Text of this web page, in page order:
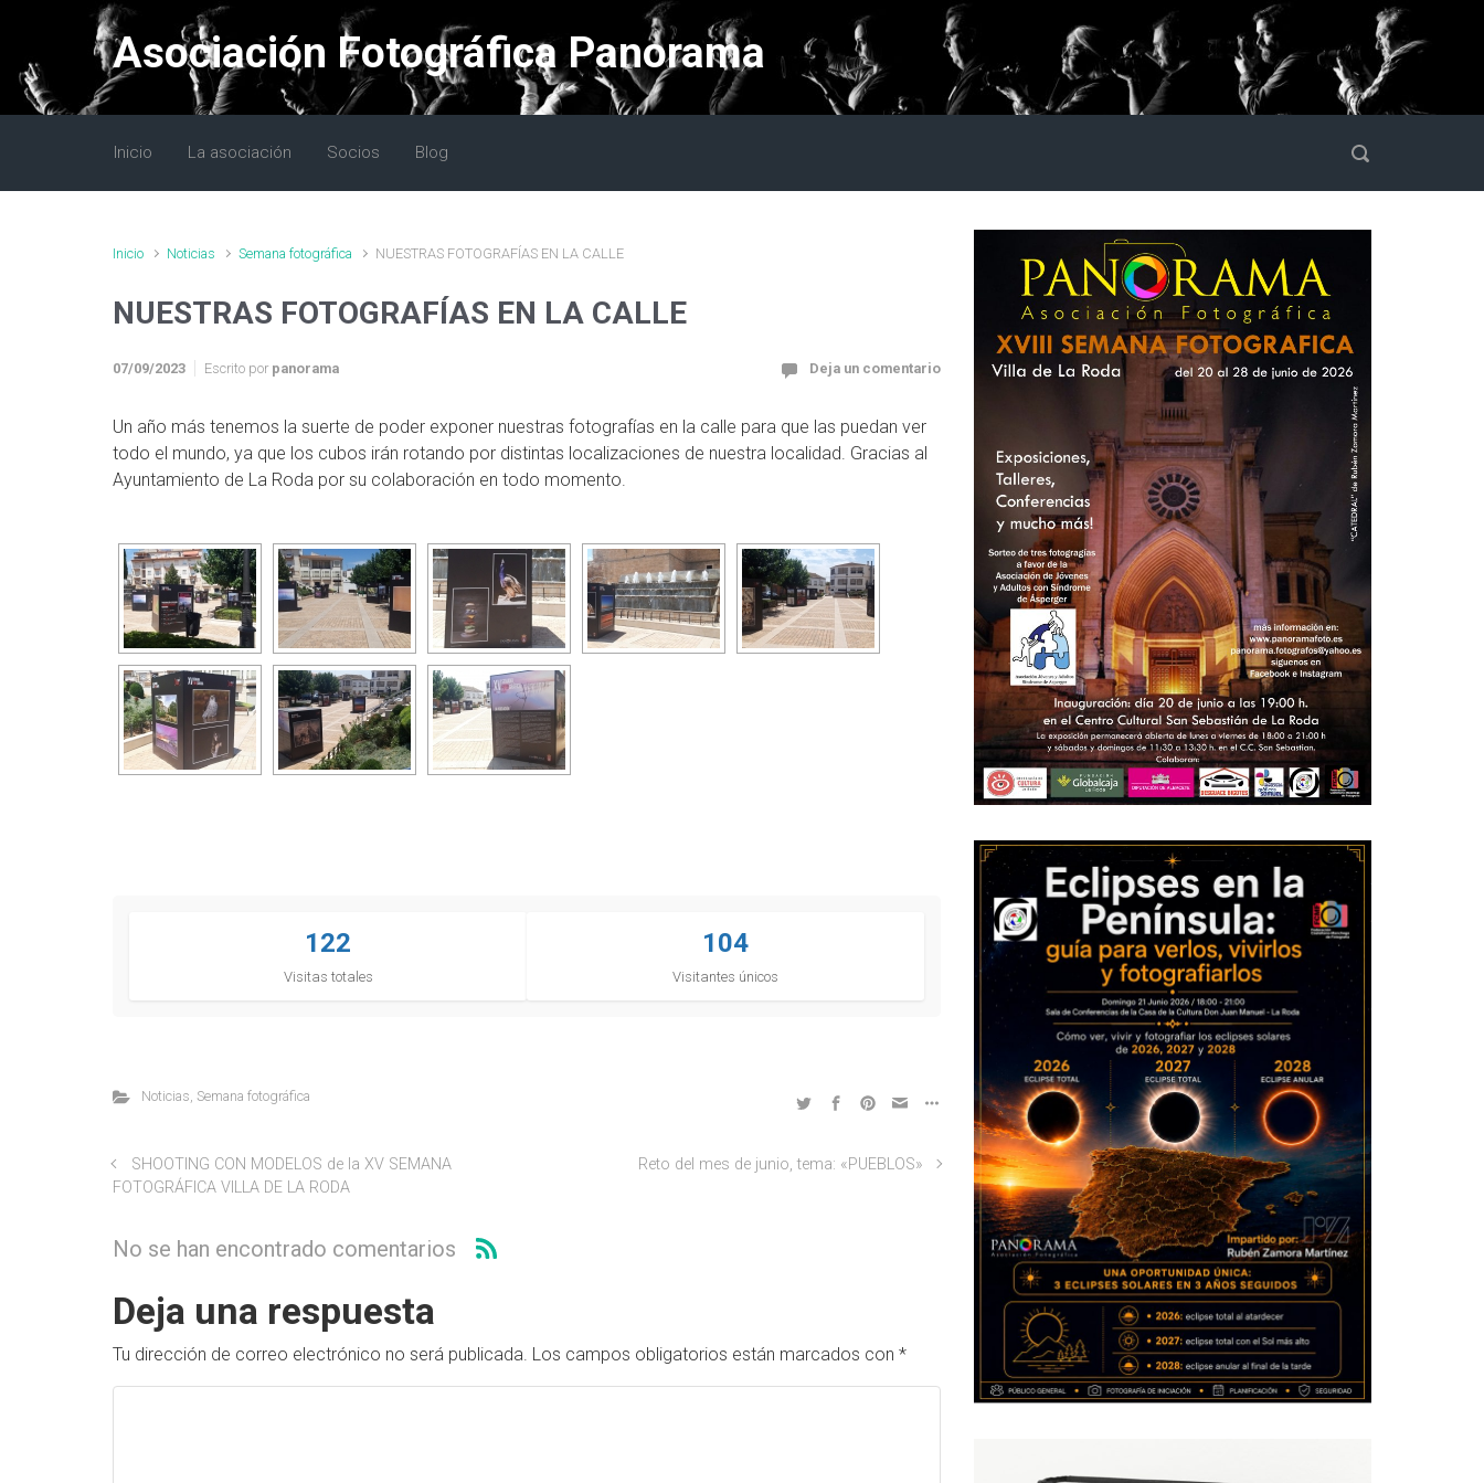
Saltar al contenido principal
Asociación Fotográfica Panorama
Inicio La asociación Socios Blog
Inicio Noticias Semana fotográfica NUESTRAS FOTOGRAFÍAS EN LA CALLE
NUESTRAS FOTOGRAFÍAS EN LA CALLE
07/09/2023 Escrito por panorama Deja un comentario
Un año más tenemos la suerte de poder exponer nuestras fotografías en la calle para que las puedan ver
todo el mundo, ya que los cubos irán rotando por distintas localizaciones de nuestra localidad. Gracias al
Ayuntamiento de La Roda por su colaboración en todo momento.
122
Visitas totales
104
Visitantes únicos
Noticias, Semana fotográfica
SHOOTING CON MODELOS de la XV SEMANA
FOTOGRÁFICA VILLA DE LA RODA
Reto del mes de junio, tema: «PUEBLOS»
No se han encontrado comentarios
Deja una respuesta
Tu dirección de correo electrónico no será publicada. Los campos obligatorios están marcados con *